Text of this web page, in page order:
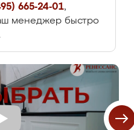
665-24-01,
менеджер быстро